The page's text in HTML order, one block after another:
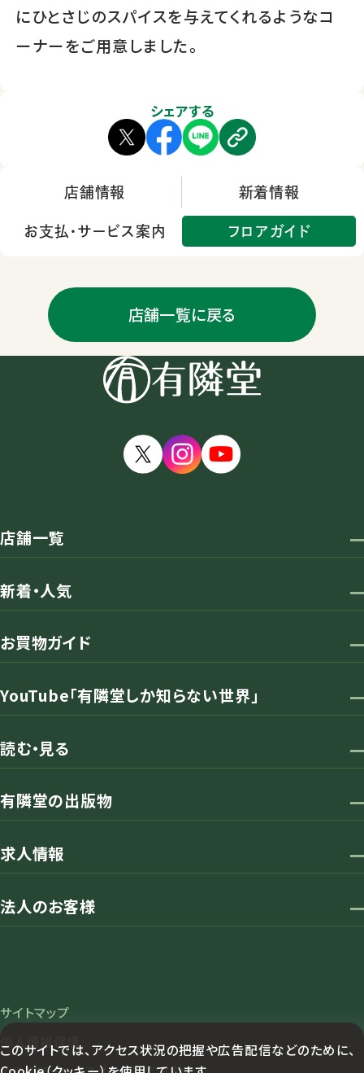
このサイトでは、アクセス状況の把握や広告配信などのために、
にひとさじのスパイスを与えてくれるようなコ
ーナーをご用意しました。
シェアする
店舗情報 新着情報
お支払・サービス案内 フロアガイド
店舗一覧に戻る
店舗一覧
新着・人気
お買物ガイド
YouTube「有隣堂しか知らない世界」
読む・見る
有隣堂の出版物
求人情報
法人のお客様
サイトマップ
個人情報保護